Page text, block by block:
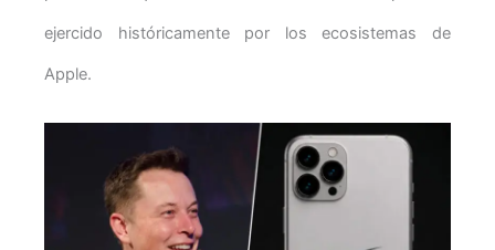
ejercido históricamente por los ecosistemas de
Apple.